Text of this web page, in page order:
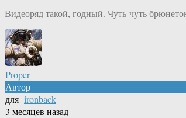
Видеоряд такой, годный. Чуть-чуть
Proper
Автор
для ironback
3 месяцев назад